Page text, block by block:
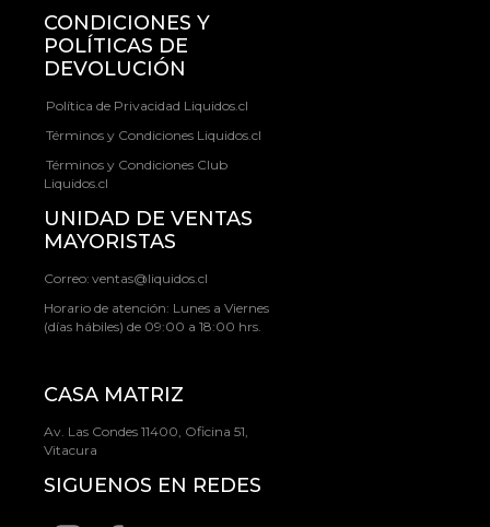
CONDICIONES Y
POLÍTICAS DE
DEVOLUCIÓN
Política de Privacidad Liquidos.cl
Términos y Condiciones Liquidos.cl
Términos y Condiciones Club
Liquidos.cl
UNIDAD DE VENTAS
MAYORISTAS
Correo: ventas@liquidos.cl
Horario de atención: Lunes a Viernes
(días hábiles) de 09:00 a 18:00 hrs.
CASA MATRIZ
Av. Las Condes 11400, Oficina 51,
Vitacura
SIGUENOS EN REDES